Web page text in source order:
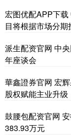
宏图优配APP下
目将根据市场分期
派生配资官网 中
年座谈会
華鑫證券官网 宏
股权赋能主业升级
鼓腰包配资官网
383.93万元